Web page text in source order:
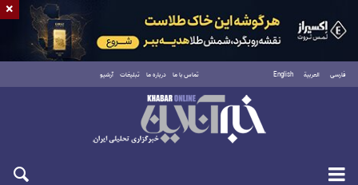
فارسی العربية English تماس با ما درباره ما تبلیغات آرشیو
پنجشنبه ۱۵ مرداد ۱۴۰۵
×